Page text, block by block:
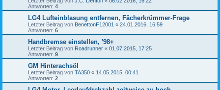
Antworten: 4
LG4 Lufteinblasung entfernen, Fächerkrümmer-Frage
Letzter Beitrag von BenettonF12001 « 24.01.2016, 16:59
Antworten: 6
Handbremse einstellen, '98+
Letzter Beitrag von Roadrunner « 01.07.2015, 17:25
Antworten: 9
GM Hinterachsöl
Letzter Beitrag von TA350 « 14.05.2015, 00:41
Antworten: 2